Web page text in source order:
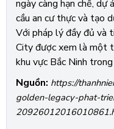
ngày càng hạn chế, dự
cầu an cư thực và tạo
Với pháp lý đầy đủ và
City được xem là một
khu vực Bắc Ninh
Nguồn: https://
golden-legacy-phat-